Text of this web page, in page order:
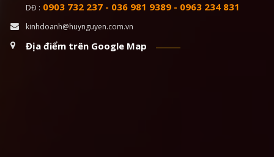
DĐ : 0903 732 237 - 036 981 9389 - 0963 234 831
kinhdoanh@huynguyen.com.vn
Địa điểm trên Google Map